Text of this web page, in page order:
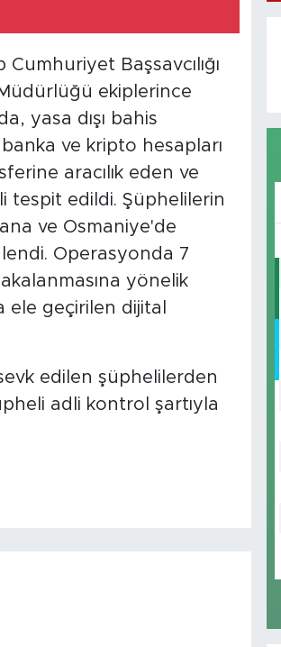
Başsavcılığı
ekiplerince
yasa dışı bahis
ve kripto hesapları
aracılık eden ve
tespit edildi. Şüphelilerin
ve Osmaniye'de
Operasyonda 7
yönelik
ele geçirilen dijital
edilen şüphelilerden
adli kontrol şartıyla